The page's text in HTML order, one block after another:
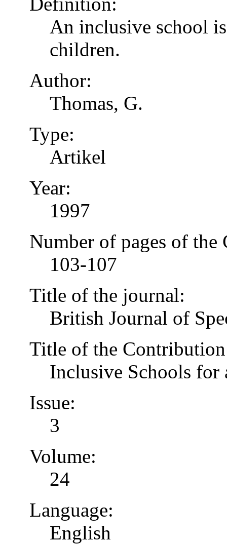
An inclusive school
children.
Author:
Thomas, G.
Type:
Artikel
Year:
1997
Number of pages of
103-107
Title of the journal:
British Journal of
Title of the
Inclusive Schools for
Issue:
3
Volume:
24
Language:
English